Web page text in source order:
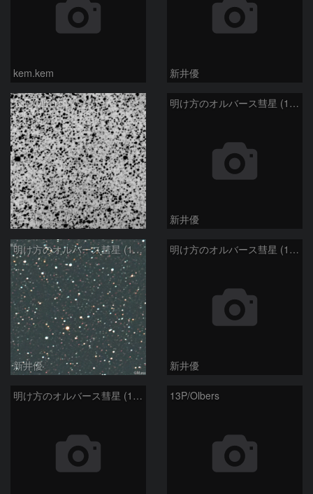
kem.kem 新井優
13P/Olbers
モンドシャルナ
明け方のオルバース彗星 (13P)：2025/03/01
新井優
明け方のオルバース彗星 (13P)：2025/02/25
新井優
明け方のオルバース彗星 (13P)：2025/02/06
新井優
明け方のオルバース彗星 (13P)：2025/02/05 13P/Olbers